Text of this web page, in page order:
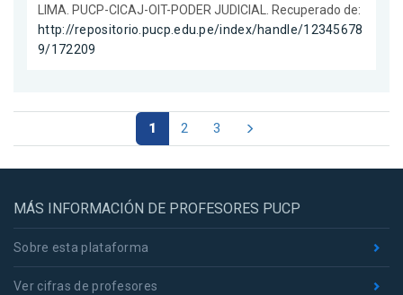
LIMA. PUCP-CICAJ-OIT-PODER JUDICIAL. Recuperado de:
http://repositorio.pucp.edu.pe/index/handle/12345678
9/172209
1 2 3
MÁS INFORMACIÓN DE PROFESORES PUCP
Sobre esta plataforma
Ver cifras de profesores